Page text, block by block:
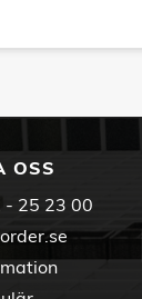
OSS
- 25 23 00